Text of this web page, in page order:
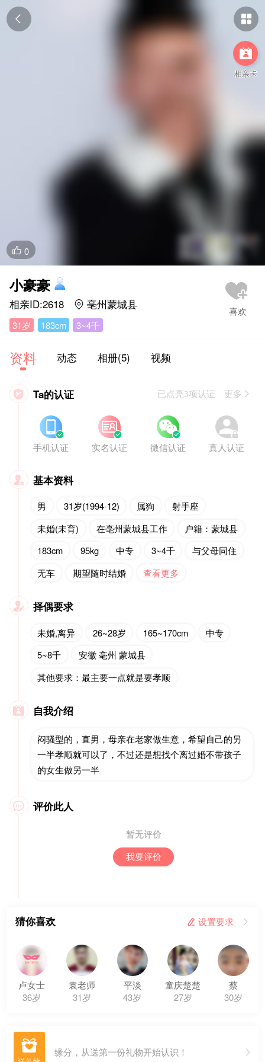
 

相亲卡
 0
小豪豪
相亲ID:2618  亳州蒙城县
31岁 183cm 3~4千
资料 动态 相册(5) 视频
 Ta的认证 已点亮3项认证 更多


手机认证


实名认证


微信认证


真人认证
 基本资料
男 31岁(1994-12) 属狗
射手座
未婚(未育)
在亳州蒙城县工作
户籍：蒙城县
183cm
95kg 中专 3~4千
与父母同住
无车
期望随时结婚 查看更多
 择偶要求
未婚,离异 26~28岁 165~170cm
中专
5~8千
安徽 亳州 蒙城县
其他要求：最主要一点就是要孝顺
 自我介绍
闷骚型的，直男，母亲在老家做生意，希望自己的另
一半孝顺就可以了，不过还是想找个离过婚不带孩子
的女生做另一半
 评价此人
暂无评价
我要评价
猜你喜欢  设置要求 
卢女士
36岁
袁老师
31岁
平淡
43岁
童庆楚楚
27岁
蔡
30岁
 缘分，从送第一份礼物开始认识！